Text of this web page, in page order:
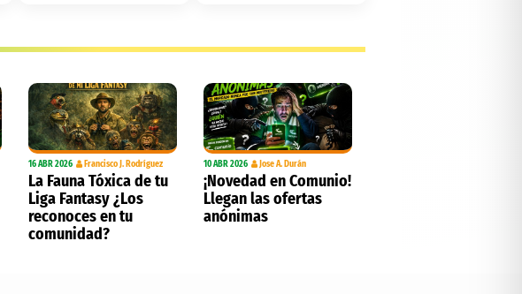
16 ABR 2026 Francisco J. Rodríguez
La Fauna Tóxica de tu
Liga Fantasy ¿Los
reconoces en tu
comunidad?
10 ABR 2026 Jose A. Durán
¡Novedad en Comunio!
Llegan las ofertas
anónimas